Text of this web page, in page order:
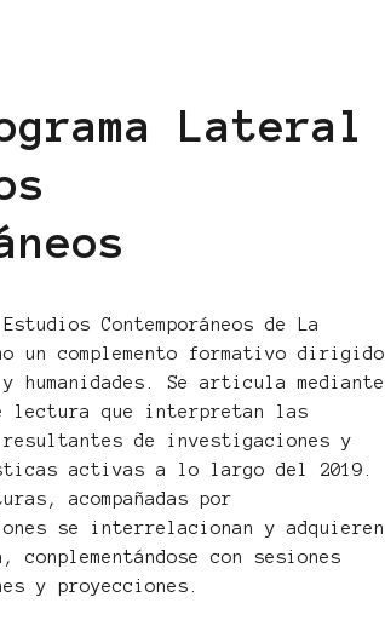
Lateral
Contemporáneos de La
un complemento formativo dirigido
humanidades. Se articula mediante
lectura que interpretan las
de investigaciones y
activas a lo largo del 2019.
acompañadas por
se interrelacionan y adquieren
conplementándose con sesiones
y proyecciones.